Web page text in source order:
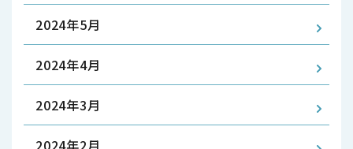
2024年5月
2024年4月
2024年3月
2024年2月